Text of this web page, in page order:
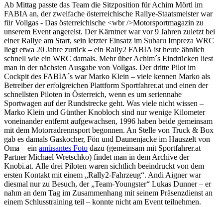
Ab Mittag passte das Team die Sitzposition für Achim Mörtl im
FABIA an, der zweifache österreichische Rallye-Staatsmeister war
für Vollgas - Das österreichische <wbr />Motorsportmagazin zu
unserem Event angereist. Der Kärntner war vor 9 Jahren zuletzt bei
einer Rallye am Start, sein letzter Einsatz im Subaru Impreza WRC
liegt etwa 20 Jahre zurück – ein Rally2 FABIA ist heute ähnlich
schnell wie ein WRC damals. Mehr über Achim´s Eindrücken liest
man in der nächsten Ausgabe von Vollgas. Der dritte Pilot im
Cockpit des FABIA´s war Marko Klein – viele kennen Marko als
Betreiber der erfolgreichen Plattform Sportfahrer.at und einen der
schnellsten Piloten in Österreich, wenn es um seriennahe
Sportwagen auf der Rundstrecke geht. Was viele nicht wissen –
Marko Klein und Günther Knobloch sind nur wenige Kilometer
voneinander entfernt aufgewachsen, 1996 haben beide gemeinsam
mit dem Motorradrennsport begonnen. An Stelle von Truck & Box
gab es damals Gaskocher, Fön und Daunenjacke im Hauszelt von
Oma – ein amüsantes Foto dazu (gemeinsam mit Sportfahrer.at
Partner Michael Wretschko) findet man in dem Archive der
Knobi.at. Alle drei Piloten waren sichtlich beeindruckt von dem
ersten Kontakt mit einem „Rally2-Fahrzeug“. Andi Aigner war
diesmal nur zu Besuch, der „Team-Youngster“ Lukas Dunner – er
nahm an dem Tag im Zusammenhang mit seinem Präsenzdienst an
einem Schlusstraining teil – konnte nicht am Event teilnehmen.